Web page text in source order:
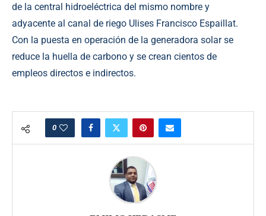
de la central hidroeléctrica del mismo nombre y
adyacente al canal de riego Ulises Francisco Espaillat.
Con la puesta en operación de la generadora solar se
reduce la huella de carbono y se crean cientos de
empleos directos e indirectos.
0